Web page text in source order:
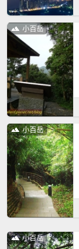
小百岳
小百岳
小百岳